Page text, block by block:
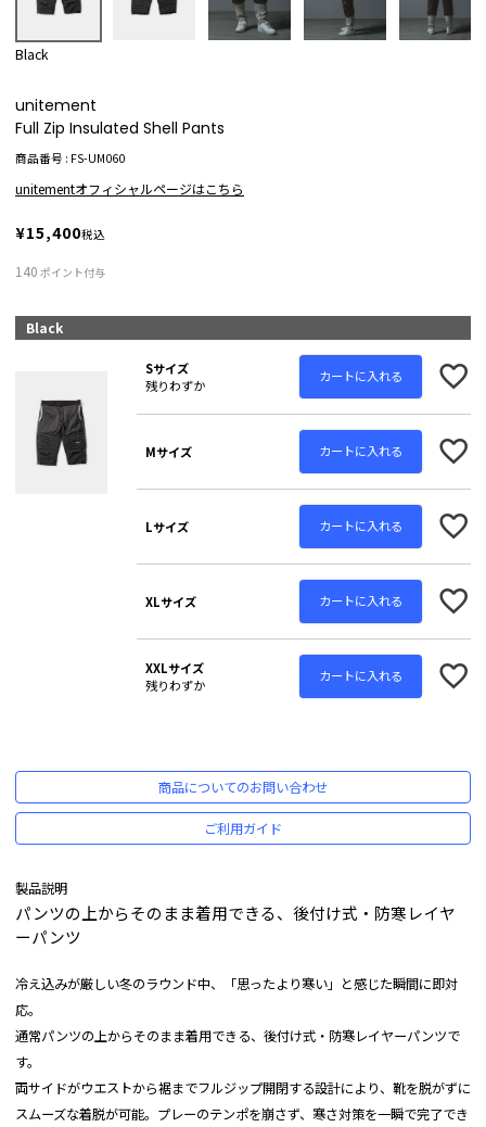
Black
unitement
Full Zip Insulated Shell Pants
商品番号 FS-UM060
unitementオフィシャルページはこちら
¥15,400税込
140 ポイント付与
Black
Sサイズ
残りわずか
カートに入れる
Mサイズ カートに入れる
Lサイズ カートに入れる
XLサイズ カートに入れる
XXLサイズ
残りわずか
カートに入れる
商品についてのお問い合わせ
ご利用ガイド
製品説明
パンツの上からそのまま着用できる、後付け式・防寒レイヤ
ーパンツ
冷え込みが厳しい冬のラウンド中、「思ったより寒い」と感じた瞬間に即対
応。
通常パンツの上からそのまま着用できる、後付け式・防寒レイヤーパンツで
す。
両サイドがウエストから裾までフルジップ開閉する設計により、靴を脱がずに
スムーズな着脱が可能。プレーのテンポを崩さず、寒さ対策を一瞬で完了でき